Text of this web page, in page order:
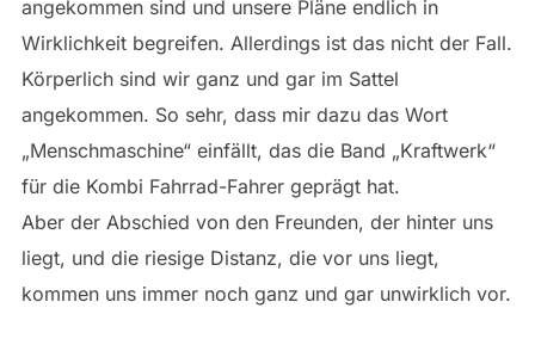
angekommen sind und unsere Pläne endlich in
Wirklichkeit begreifen. Allerdings ist das nicht der Fall.
Körperlich sind wir ganz und gar im Sattel
angekommen. So sehr, dass mir dazu das Wort
„Menschmaschine“ einfällt, das die Band „Kraftwerk“
für die Kombi Fahrrad-Fahrer geprägt hat.
Aber der Abschied von den Freunden, der hinter uns
liegt, und die riesige Distanz, die vor uns liegt,
kommen uns immer noch ganz und gar unwirklich vor.